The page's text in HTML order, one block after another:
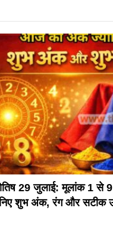
29 जुलाई: मूलांक 1 से
शुभ अंक, रंग और सटीक